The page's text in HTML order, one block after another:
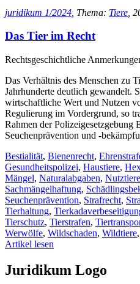
juridikum 1/2024 , Thema: Tiere ,
Das Tier im Recht
Rechtsgeschichtliche
Das Verhältnis des Menschen zu
Jahrhunderte deutlich gewandelt.
wirtschaftliche Wert und Nutzen
Regulierung im Vordergrund, so
Rahmen der Polizeigesetzgebung
Seuchenprävention und -
Bestialität, Bienenrecht,
Gesundheitspolizei, Haustiere,
Mängel, Naturalabgaben, Nutztiere
Sachmängelhaftung,
Seuchenprävention, Strafrecht,
Tierhaltung,
Tierschutz, Tierstrafen,
Werwölfe, Wildschaden, Wildtiere,
Artikel lesen
Juridikum Logo